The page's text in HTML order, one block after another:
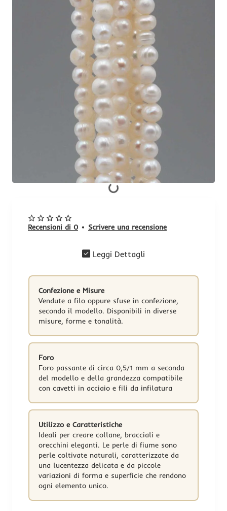
Leggi Dettagli
Confezione e Misure
Vendute a filo oppure sfuse in confezione,
secondo il modello. Disponibili in diverse
misure, forme e tonalità.
Foro
Foro passante di circa 0,5/1 mm a seconda
del modello e della grandezza compatibile
con cavetti in acciaio e fili da infilatura
Utilizzo e Caratteristiche
Ideali per creare collane, bracciali e
orecchini eleganti. Le perle di fiume sono
perle coltivate naturali, caratterizzate da
una lucentezza delicata e da piccole
variazioni di forma e superficie che rendono
ogni elemento unico.
Recensioni di 0 • Scrivere una recensione